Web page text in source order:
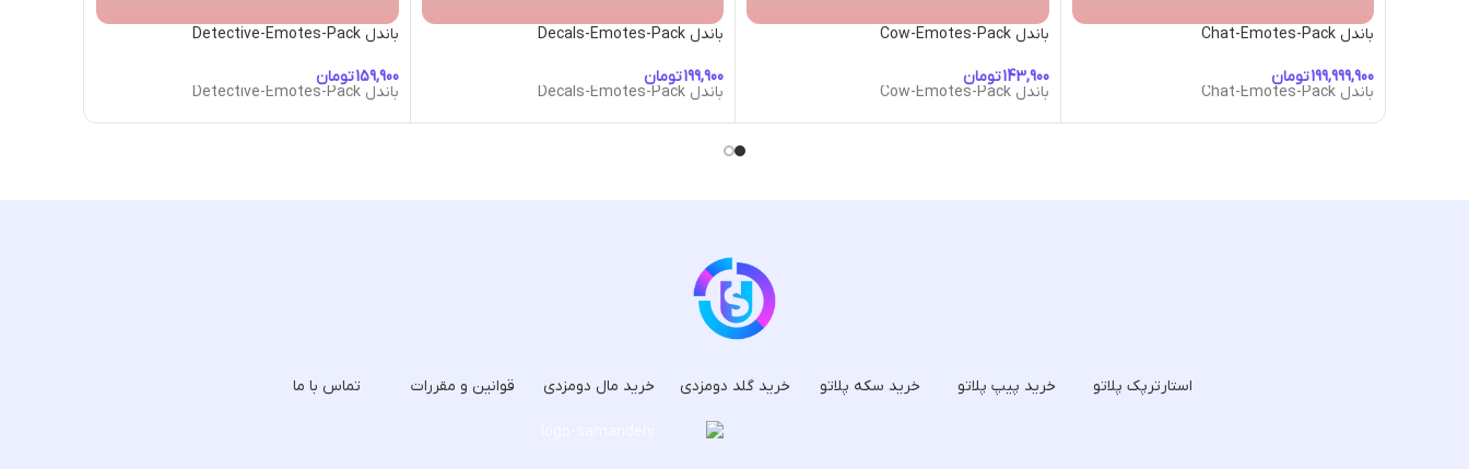
باندل Chat-Emotes-Pack
تومان
باندل Chat-Emotes-Pack
باندل Cow-Emotes-Pack
تومان
باندل Cow-Emotes-Pack
باندل Decals-Emotes-Pack
تومان
باندل Decals-Emotes-Pack
باندل Detective-Emotes-Pack
تومان
باندل Detective-Emotes-Pack
استارترپک پلاتو خرید پیپ پلاتو خرید سکه پلاتو خرید گلد دومزدی خرید مال دومزدی قوانین و مقررات تماس با ما